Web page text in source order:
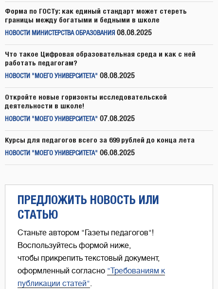
Форма по ГОСТу: как единый стандарт может стереть
границы между богатыми и бедными в школе
НОВОСТИ МИНИСТЕРСТВА ОБРАЗОВАНИЯ 08.08.2025
Что такое Цифровая образовательная среда и как с ней
работать педагогам?
НОВОСТИ "МОЕГО УНИВЕРСИТЕТА" 08.08.2025
Откройте новые горизонты исследовательской
деятельности в школе!
НОВОСТИ "МОЕГО УНИВЕРСИТЕТА" 07.08.2025
Курсы для педагогов всего за 699 рублей до конца лета
НОВОСТИ "МОЕГО УНИВЕРСИТЕТА" 06.08.2025
ПРЕДЛОЖИТЬ НОВОСТЬ ИЛИ
СТАТЬЮ
Станьте автором "Газеты педагогов"!
Воспользуйтесь формой ниже,
чтобы прикрепить текстовый документ,
оформленный согласно "Требованиям к
публикации статей".